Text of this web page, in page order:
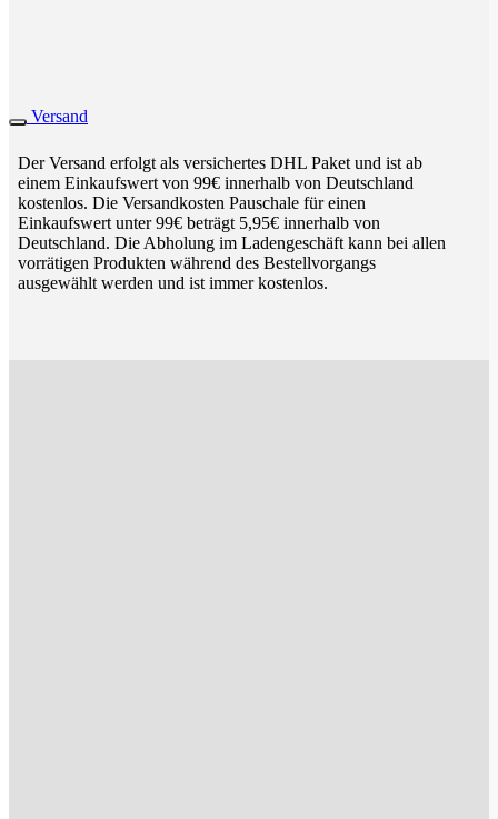
Versand
Der Versand erfolgt als versichertes DHL Paket und ist ab
einem Einkaufswert von 99€ innerhalb von Deutschland
kostenlos. Die Versandkosten Pauschale für einen
Einkaufswert unter 99€ beträgt 5,95€ innerhalb von
Deutschland. Die Abholung im Ladengeschäft kann bei allen
vorrätigen Produkten während des Bestellvorgangs
ausgewählt werden und ist immer kostenlos.